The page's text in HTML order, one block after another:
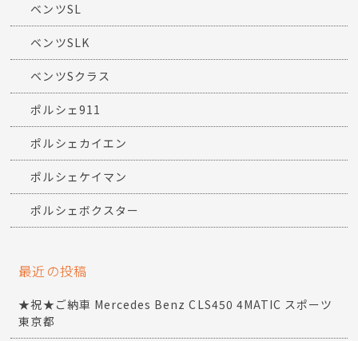
ベンツSL
ベンツSLK
ベンツSクラス
ポルシェ911
ポルシェカイエン
ポルシェケイマン
ポルシェボクスター
最近の投稿
★祝★ご納車 Mercedes Benz CLS450 4MATIC スポーツ
東京都